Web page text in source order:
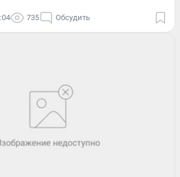
735 Обсудить